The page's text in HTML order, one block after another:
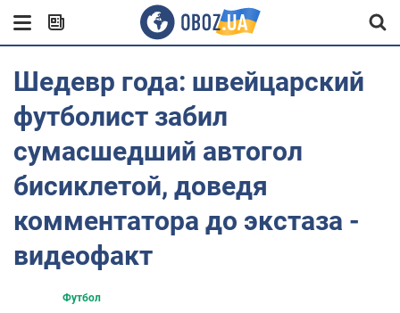
Шедевр года: швейцарский
футболист забил
сумасшедший автогол
бисиклетой, доведя
комментатора до экстаза -
видеофакт
Футбол